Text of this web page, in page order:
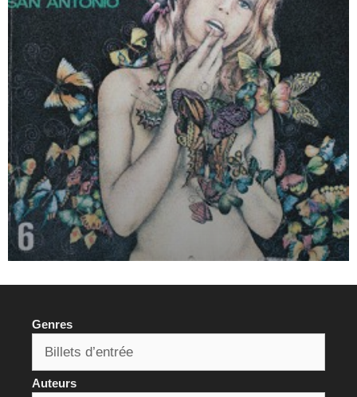
Genres
Auteurs